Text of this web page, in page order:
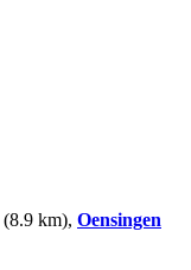
(8.9 km), Oensingen